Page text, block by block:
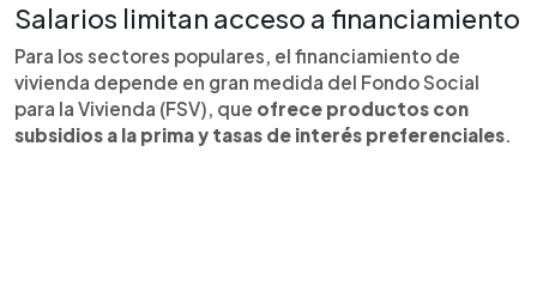
Salarios limitan acceso a financiamiento
Para los sectores populares, el financiamiento de
vivienda depende en gran medida del Fondo Social
para la Vivienda (FSV), que ofrece productos con
subsidios a la prima y tasas de interés preferenciales.